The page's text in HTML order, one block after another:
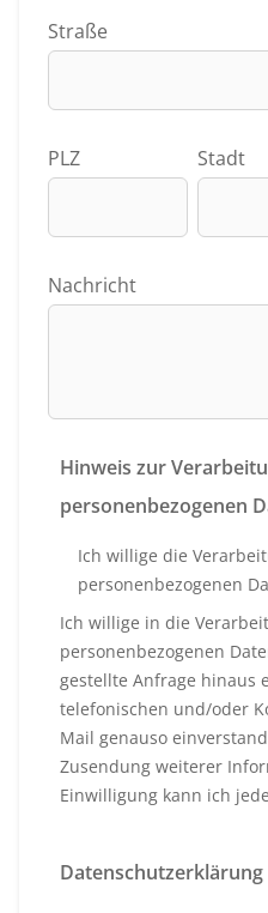
Straße
PLZ Stadt
Nachricht
Hinweis zur
personenbezogenen
Ich willige die
personenbezogenen
Ich willige in die
personenbezogenen
gestellte Anfrage hinaus
telefonischen und/oder
Mail genauso
Zusendung weiterer
Einwilligung kann ich
Datenschutzerklärung